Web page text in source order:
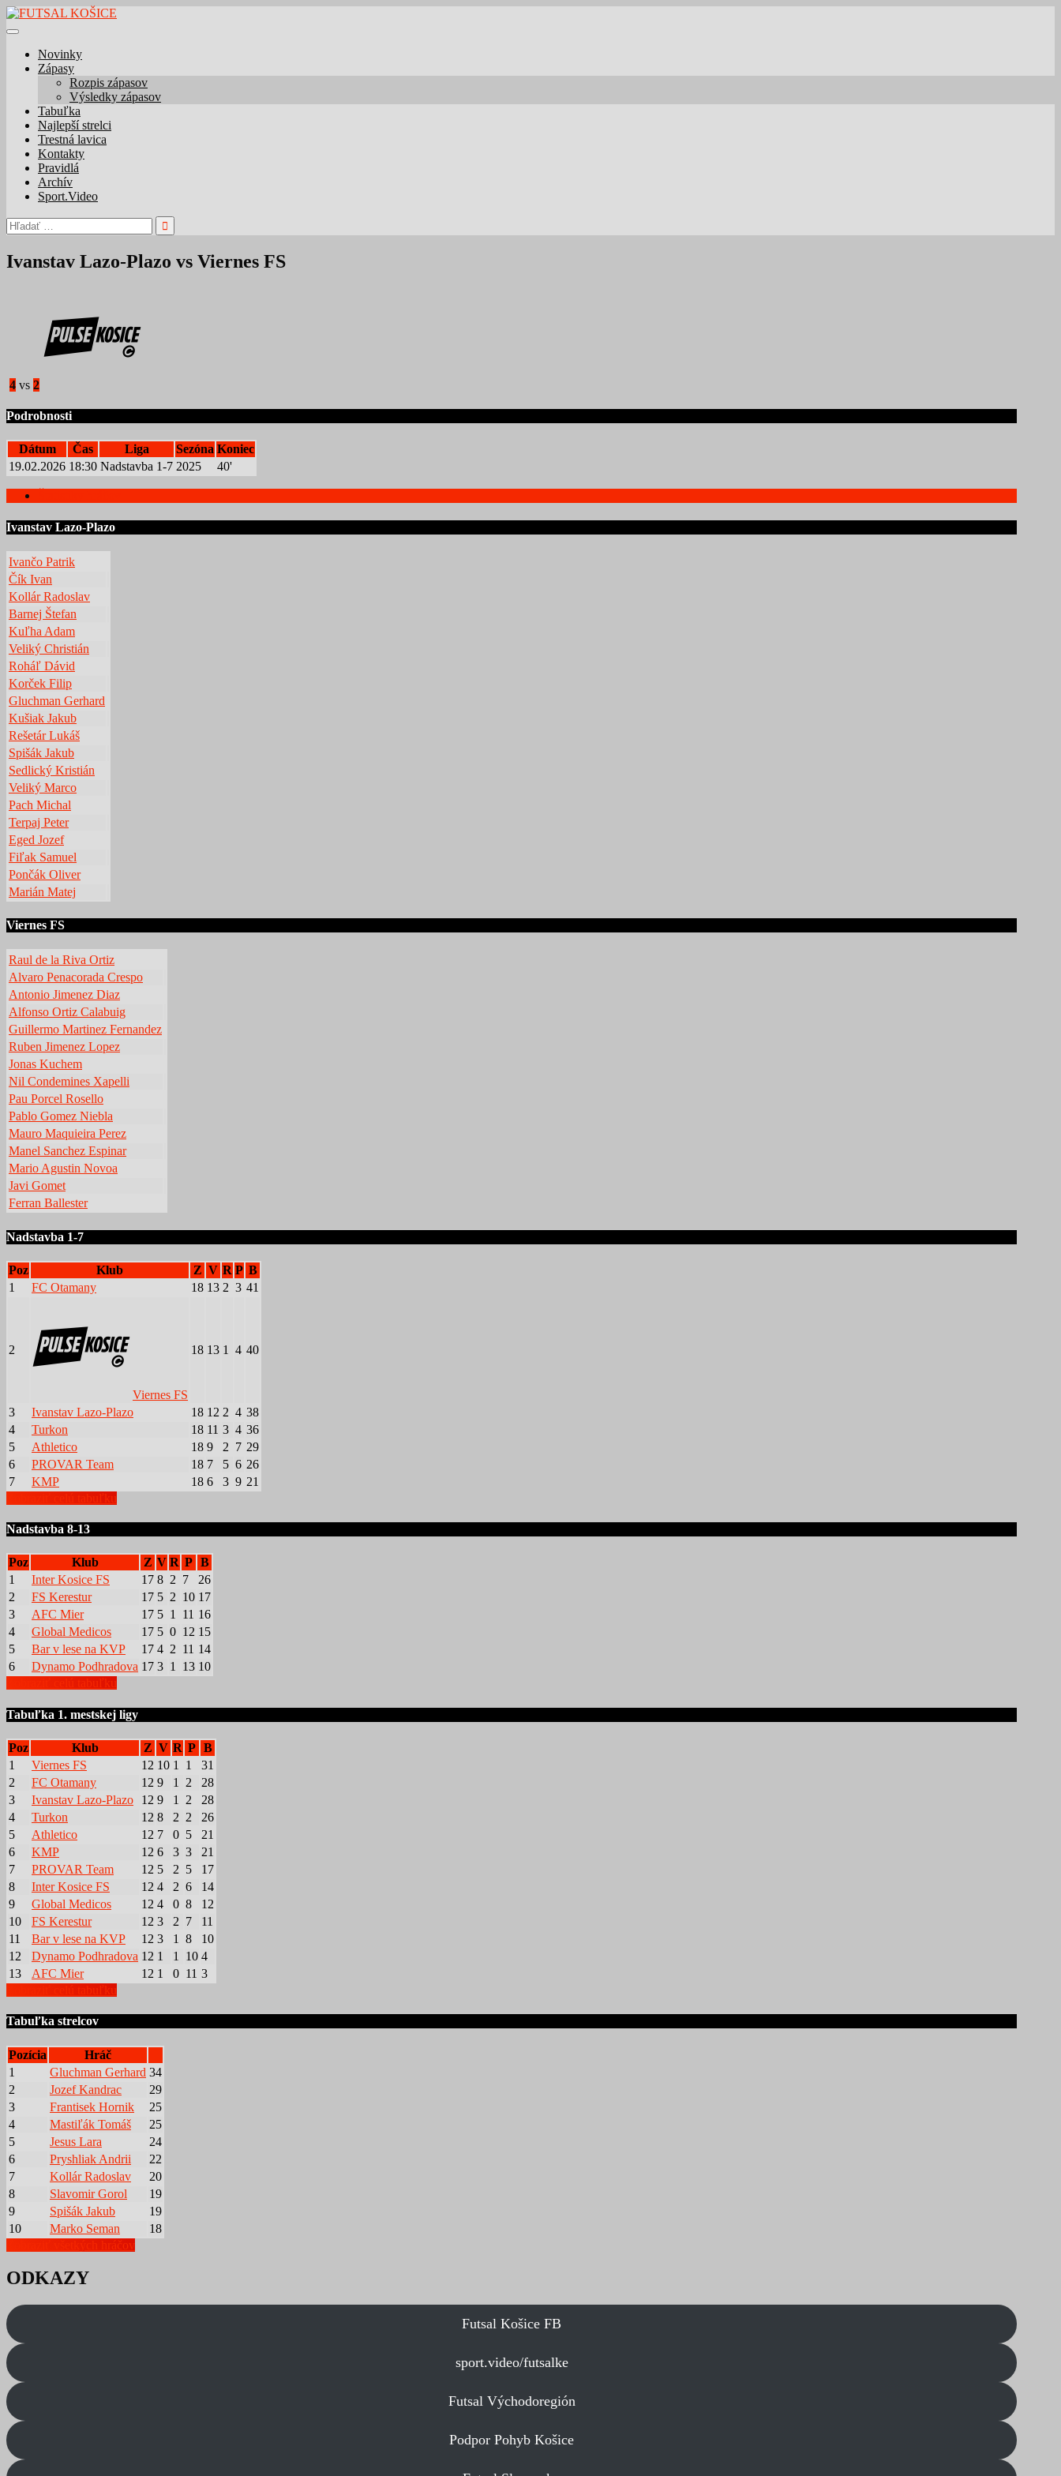
Skip
to
Novinky
Zápasy
Rozpis zápasov
Výsledky zápasov
Tabuľka
Najlepší strelci
Trestná lavica
Kontakty
Pravidlá
Archív
Sport.Video
Hľadať:
Ivanstav Lazo-Plazo vs Viernes FS
4 vs 2
Podrobnosti
Dátum Čas Liga Sezóna Koniec
19.02.2026 18:30 Nadstavba 1-7 2025 40'
Ivanstav Lazo-Plazo
Ivančo Patrik
Čík Ivan
Kollár Radoslav
Barnej Štefan
Kuľha Adam
Veliký Christián
Roháľ Dávid
Korček Filip
Gluchman Gerhard
Kušiak Jakub
Rešetár Lukáš
Spišák Jakub
Sedlický Kristián
Veliký Marco
Pach Michal
Terpaj Peter
Eged Jozef
Fiľak Samuel
Pončák Oliver
Marián Matej
Viernes FS
Raul de la Riva Ortiz
Alvaro Penacorada Crespo
Antonio Jimenez Diaz
Alfonso Ortiz Calabuig
Guillermo Martinez Fernandez
Ruben Jimenez Lopez
Jonas Kuchem
Nil Condemines Xapelli
Pau Porcel Rosello
Pablo Gomez Niebla
Mauro Maquieira Perez
Manel Sanchez Espinar
Mario Agustin Novoa
Javi Gomet
Ferran Ballester
Nadstavba 1-7
Poz Klub Z V R P B
1
FC Otamany 18 13 2 3 41
2
Viernes FS
18 13 1 4 40
3 Ivanstav Lazo-Plazo 18 12 2 4 38
4
Turkon 18 11 3 4 36
5
Athletico 18 9 2 7 29
6
PROVAR Team 18 7 5 6 26
7
KMP 18 6 3 9 21
Nadstavba 8-13
Poz Klub Z V R P B
1
Inter Kosice FS 17 8 2 7
26
2
FS Kerestur 17 5 2 10 17
3
AFC Mier 17 5 1 11 16
4
Global Medicos 17 5 0 12 15
5
Bar v lese na KVP 17 4 2 11 14
6
Dynamo Podhradova 17 3 1 13 10
Tabuľka 1. mestskej ligy
Poz Klub Z V R P B
1
Viernes FS 12 10 1 1
31
2
FC Otamany 12 9 1 2
28
3
Ivanstav Lazo-Plazo 12 9 1 2
28
4
Turkon 12 8 2 2
26
5
Athletico 12 7 0 5
21
6
KMP 12 6 3 3
21
7
PROVAR Team 12 5 2 5
17
8
Inter Kosice FS 12 4 2 6
14
9
Global Medicos 12 4 0 8
12
10
FS Kerestur 12 3 2 7
11
11
Bar v lese na KVP 12 3 1 8
10
12
Dynamo Podhradova 12 1 1 10 4
13
AFC Mier 12 1 0 11 3
Tabuľka strelcov
Pozícia
Hráč
1
Gluchman Gerhard 34
2
Jozef Kandrac
29
3
Frantisek Hornik
25
4
Mastiľák Tomáš
25
5
Jesus Lara
24
6
Pryshliak Andrii
22
7
Kollár Radoslav
20
8
Slavomir Gorol
19
9
Spišák Jakub
19
10
Marko Seman
18
Zobraziť všetkých hráčov
ODKAZY
Futsal Košice FB
sport.video/futsalke
Futsal Východoregión
Podpor Pohyb Košice